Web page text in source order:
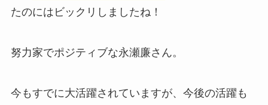
たのにはビックリしましたね！
努力家でポジティブな永瀬廉さん。
今もすでに大活躍されていますが、今後の活躍も